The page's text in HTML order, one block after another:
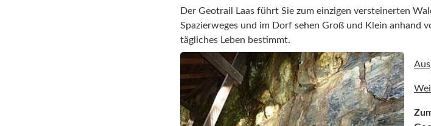
Der Geotrail Laas führt Sie zum einzigen versteinerten
Spazierweges und im Dorf sehen Groß und Klein anhand
tägliches Leben bestimmt.